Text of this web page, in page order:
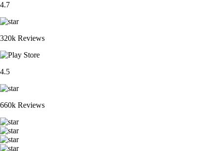
4.7
320k Reviews
4.5
660k Reviews